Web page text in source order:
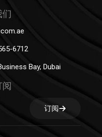
6712
Bay, Dubai
订阅